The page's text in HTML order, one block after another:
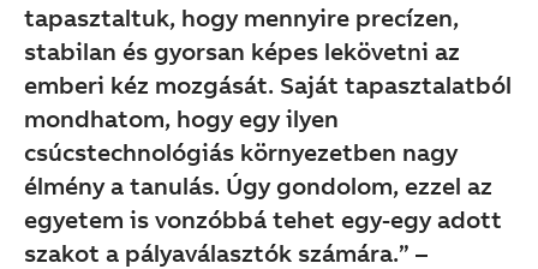
tapasztaltuk, hogy mennyire precízen,
stabilan és gyorsan képes lekövetni az
emberi kéz mozgását. Saját tapasztalatból
mondhatom, hogy egy ilyen
csúcstechnológiás környezetben nagy
élmény a tanulás. Úgy gondolom, ezzel az
egyetem is vonzóbbá tehet egy-egy adott
szakot a pályaválasztók számára.” –